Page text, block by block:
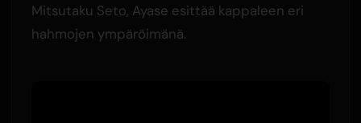
Mitsutaku Seto, Ayase esittää kappaleen eri
hahmojen ympäröimänä.